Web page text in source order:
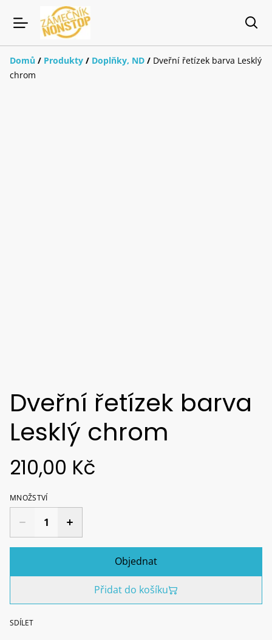
Domů / Produkty / Doplňky, ND / Dveřní řetízek barva Lesklý
chrom
Dveřní řetízek barva
Lesklý chrom
210,00 Kč
MNOŽSTVÍ
Objednat
Přidat do košíku
SDÍLET